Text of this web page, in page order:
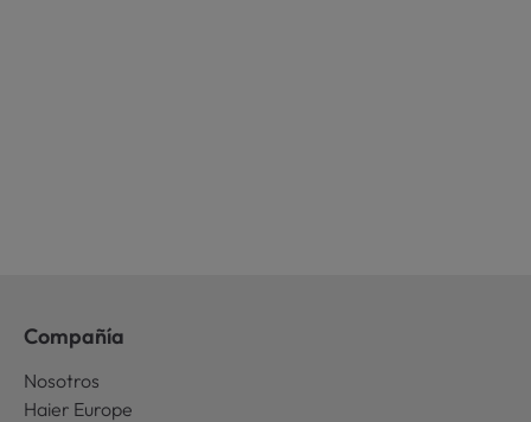
Compañía
Nosotros
Haier Europe